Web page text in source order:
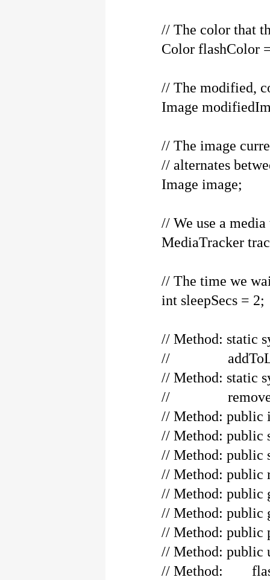
// The color that
Color flashColor
// The modified,
Image
// The image
// alternates
Image image;
// We use a media
MediaTracker
// The time we
int sleepSecs = 2;
// Method: static
//
// Method: static
//
// Method:
// Method:
// Method:
// Method:
// Method:
// Method:
// Method:
// Method:
//